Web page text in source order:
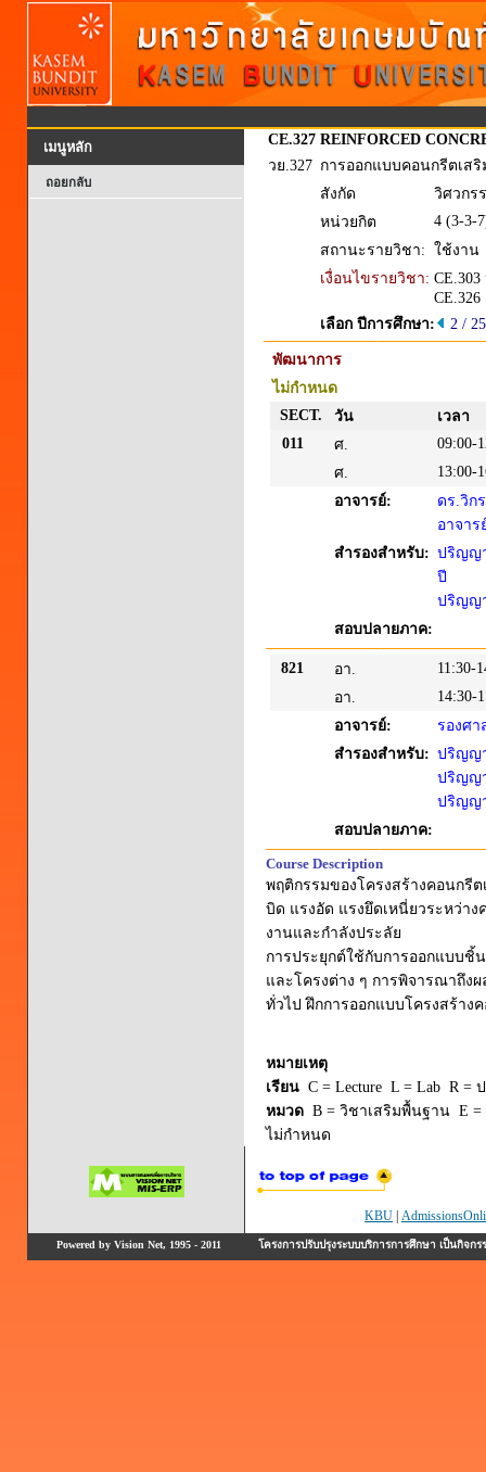
เมนูหลัก
ถอยกลับ
CE.327 REINFORCED
วย.327 การออกแบบคอนกรีตเสริ
สังกัด
วิศวกร
หน่วยกิต
4 (3-3-
สถานะรายวิชา: ใช้งาน
เงื่อนไขรายวิชา:
CE.326
เลือก ปีการศึกษา:
2 /
พัฒนาการ
ไม่กำหนด
SECT.
วัน
เวลา
011
ศ.
09:00-
ศ.
13:00-
อาจารย์:
ดร.วิก
อาจา
สำรองสำหรับ: ปริญญ
ปี
ปริญญ
สอบปลายภาค:
821 อา.
11:30-
อา.
14:30-
อาจารย์:
รองศ
สำรองสำหรับ: ปริญญ
ปริญญ
ปริญญ
สอบปลายภาค:
Course Description
พฤติกรรมของโครงสร้างคอนกรี
บิด แรงอัด แรงยึดเหนี่ยวระหว่า
งานและกำลังประลัย
การประยุกต์ใช้กับการออกแบบชิ้
และโครงต่าง ๆ การพิจารณาถึง
ทั่วไป ฝึกการออกแบบโครงสร้าง
หมายเหตุ
เรียน C = Lecture L = Lab R =
หมวด B = วิชาเสริมพื้นฐาน E
ไม่กำหนด
KBU
Powered by Vision Net, 1995 - 2011 โครงการปรับปรุงระบบบริการการศึกษา เป็นกิ